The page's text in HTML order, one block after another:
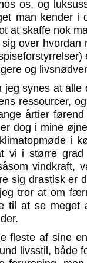
os, og
man kender i
at skaffe nok
over
og
jeg synes at
ressourcer,
årtier
dog i mine
i
vi i større
vindkraft,
sig drastisk er
tror at om
til at se meget
fleste af sine
livsstil, både